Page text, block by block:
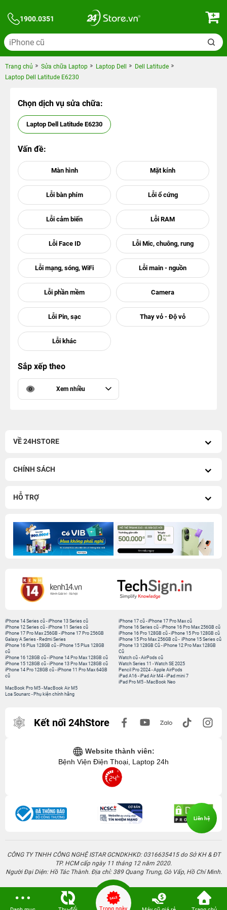
1900.0351
Trang chủ Sửa chữa Laptop Laptop Dell
Dell Latitude
Laptop Dell Latitude E6230
Chọn dịch vụ sửa chữa:
Laptop Dell Latitude E6230
Vấn đề:
Sắp xếp theo
Xem nhiều
VỀ 24HSTORE
CHÍNH SÁCH
HỖ TRỢ
iPhone 14 Series cũ -iPhone 13 Series cũ
iPhone 12 Series cũ -iPhone 11 Series cũ
iPhone 17 Pro Max 256GB -iPhone 17 Pro 256GB
Galaxy A Series - Redmi Series
iPhone 17 cũ -iPhone 17 Pro Max cũ
iPhone 16 Series cũ - iPhone 16 Pro Max 256GB cũ
iPhone 16 Pro 128GB cũ -iPhone 15 Pro 128GB cũ
iPhone 15 Pro Max 256GB cũ - iPhone 15 Series cũ
iPhone 16 Plus 128GB cũ -iPhone 15 Plus 128GB
cũ
iPhone 16 128GB cũ -iPhone 14 Pro Max 128GB cũ
iPhone 15 128GB cũ -iPhone 13 Pro Max 128GB cũ
iPhone 14 Pro 128GB cũ -iPhone 11 Pro Max 64GB
cũ
iPhone 13 128GB Cũ -iPhone 12 Pro Max 128GB
Cũ
Watch cũ -AirPods cũ
Watch Series 11 -Watch SE 2025
Pencil Pro 2024 -Apple AirPods
iPad A16 -iPad Air M4 -iPad mini 7
iPad Pro M5 - MacBook Neo
MacBook Pro M5 - MacBook Air M5
Loa Sounarc - Phụ kiện chính hãng
Kết nối 24hStore
Website thành viên:
Bệnh Viện Điện Thoại, Laptop 24h
CÔNG TY TNHH CÔNG NGHỆ ISTAR GCNDKHKD: 0316635415 do Sở KH & ĐT
TP. HCM cấp ngày 11 tháng 12 năm 2020.
Người Đại Diện: Hồ Tác Thành. Địa chỉ: 389 Quang Trung, Gò Vấp, Hồ Chí Minh.
Liên hệ